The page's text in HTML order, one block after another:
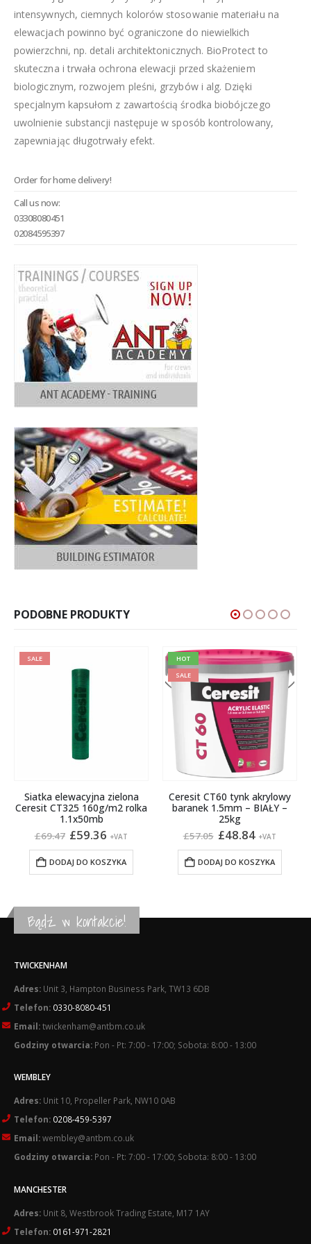
intensywnych, ciemnych kolorów stosowanie materiału na
elewacjach powinno być ograniczone do niewielkich
powierzchni, np. detali architektonicznych. BioProtect to
skuteczna i trwała ochrona elewacji przed skażeniem
biologicznym, rozwojem pleśni, grzybów i alg. Dzięki
specjalnym kapsułom z zawartością środka biobójczego
uwolnienie substancji następuje w sposób kontrolowany,
zapewniając długotrwały efekt.
Order for home delivery!
Call us now:
03308080451
02084595397
PODOBNE PRODUKTY
SALE
Siatka elewacyjna zielona
Ceresit CT325 160g/m2 rolka
1.1x50mb
£69.47 Pierwotna
wynosiła:
£69.47.
£59.36 Aktualna
wynosi:
£59.36.
+VAT
DODAJ DO KOSZYKA
HOT
SALE
Ceresit CT60 tynk akrylowy
baranek 1.5mm – BIAŁY –
25kg
£57.05 Pierwotna
wynosiła:
£57.05.
£48.84Aktualna
wynosi:
£48.84.
+VAT
DODAJ DO KOSZYKA
Bądź w kontakcie!
TWICKENHAM
Adres: Unit 3, Hampton Business Park, TW13 6DB
Telefon: 0330-8080-451
Email:twickenham@antbm.co.uk
Godziny otwarcia: Pon - Pt: 7:00 - 17:00; Sobota: 8:00 - 13:00
WEMBLEY
Adres: Unit 10, Propeller Park, NW10 0AB
Telefon: 0208-459-5397
Email:wembley@antbm.co.uk
Godziny otwarcia: Pon - Pt: 7:00 - 17:00; Sobota: 8:00 - 13:00
MANCHESTER
Adres: Unit 8, Westbrook Trading Estate, M17 1AY
Telefon: 0161-971-2821